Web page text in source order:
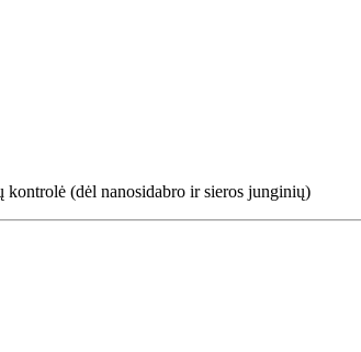
kontrolė (dėl nanosidabro ir sieros junginių)